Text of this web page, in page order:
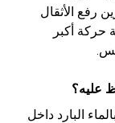
رفع الأثقال
حركة أكبر
عليه؟
البارد داخل